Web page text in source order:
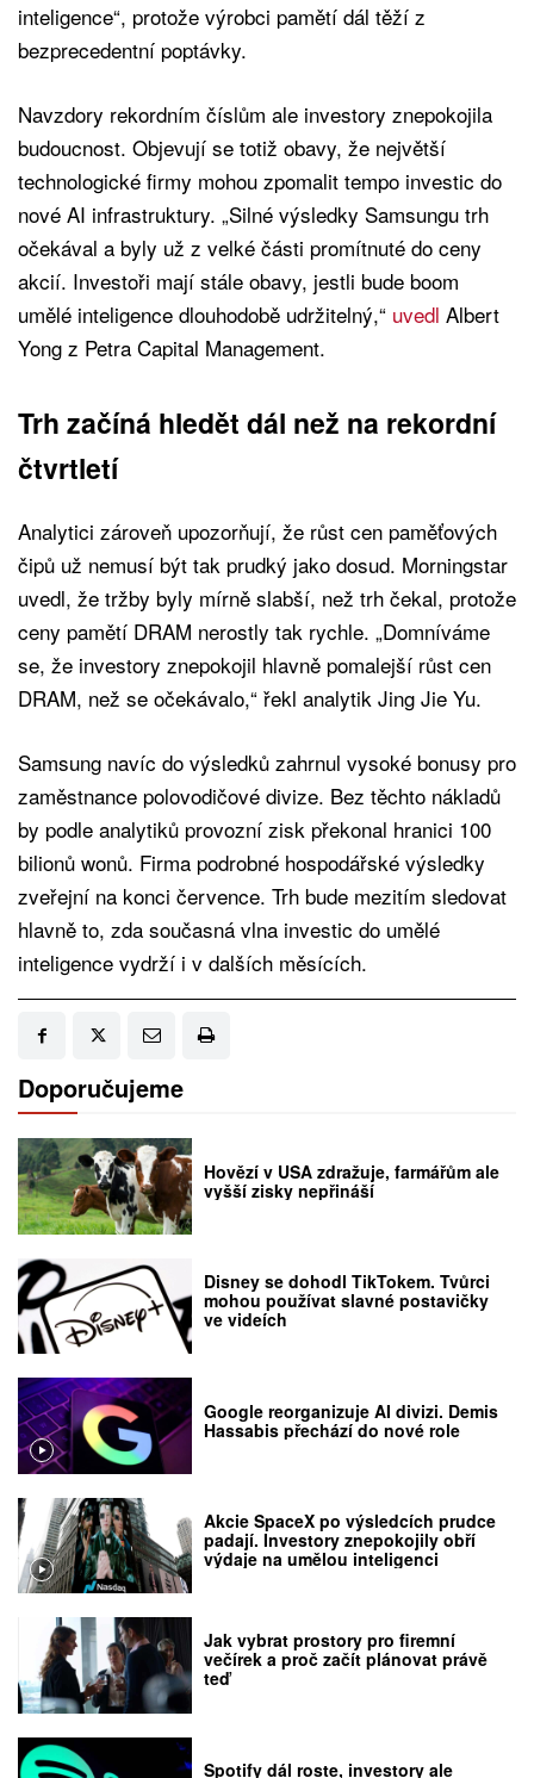
inteligence“, protože výrobci pamětí dál těží z
bezprecedentní poptávky.
Navzdory rekordním číslům ale investory znepokojila
budoucnost. Objevují se totiž obavy, že největší
technologické firmy mohou zpomalit tempo investic do
nové AI infrastruktury. „Silné výsledky Samsungu trh
očekával a byly už z velké části promítnuté do ceny
akcií. Investoři mají stále obavy, jestli bude boom
umělé inteligence dlouhodobě udržitelný,“ uvedl Albert
Yong z Petra Capital Management.
Trh začíná hledět dál než na rekordní
čtvrtletí
Analytici zároveň upozorňují, že růst cen paměťových
čipů už nemusí být tak prudký jako dosud. Morningstar
uvedl, že tržby byly mírně slabší, než trh čekal, protože
ceny pamětí DRAM nerostly tak rychle. „Domníváme
se, že investory znepokojil hlavně pomalejší růst cen
DRAM, než se očekávalo,“ řekl analytik Jing Jie Yu.
Samsung navíc do výsledků zahrnul vysoké bonusy pro
zaměstnance polovodičové divize. Bez těchto nákladů
by podle analytiků provozní zisk překonal hranici 100
bilionů wonů. Firma podrobné hospodářské výsledky
zveřejní na konci července. Trh bude mezitím sledovat
hlavně to, zda současná vlna investic do umělé
inteligence vydrží i v dalších měsících.
Doporučujeme
Hovězí v USA zdražuje, farmářům ale
vyšší zisky nepřináší
Disney se dohodl TikTokem. Tvůrci
mohou používat slavné postavičky
ve videích
Google reorganizuje AI divizi. Demis
Hassabis přechází do nové role
Akcie SpaceX po výsledcích prudce
padají. Investory znepokojily obří
výdaje na umělou inteligenci
Jak vybrat prostory pro firemní
večírek a proč začít plánovat právě
teď
Spotify dál roste, investory ale